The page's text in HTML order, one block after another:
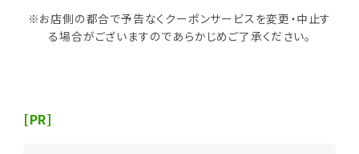
※お店側の都合で予告なくクーポンサービスを変更・中止す
る場合がございますのであらかじめご了承ください。
[PR]